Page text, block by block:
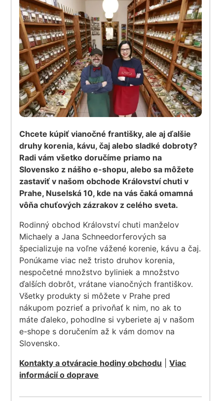
Chcete kúpiť vianočné františky, ale aj ďalšie
druhy korenia, kávu, čaj alebo sladké dobroty?
Radi vám všetko doručíme priamo na
Slovensko z nášho e-shopu, alebo sa môžete
zastaviť v našom obchode Království chuti v
Prahe, Nuselská 10, kde na vás čaká omamná
vôňa chuťových zázrakov z celého sveta.
Rodinný obchod Království chuti manželov
Michaely a Jana Schneedorferových sa
špecializuje na voľne vážené korenie, kávu a čaj.
Ponúkame viac než tristo druhov korenia,
nespočetné množstvo byliniek a množstvo
ďalších dobrôt, vrátane vianočných františkov.
Všetky produkty si môžete v Prahe pred
nákupom pozrieť a privoňať k nim, no ak to
máte ďaleko, pohodlne si vyberiete aj v našom
e-shope s doručením až k vám domov na
Slovensko.
Kontakty a otváracie hodiny obchodu |Viac
informácií o doprave